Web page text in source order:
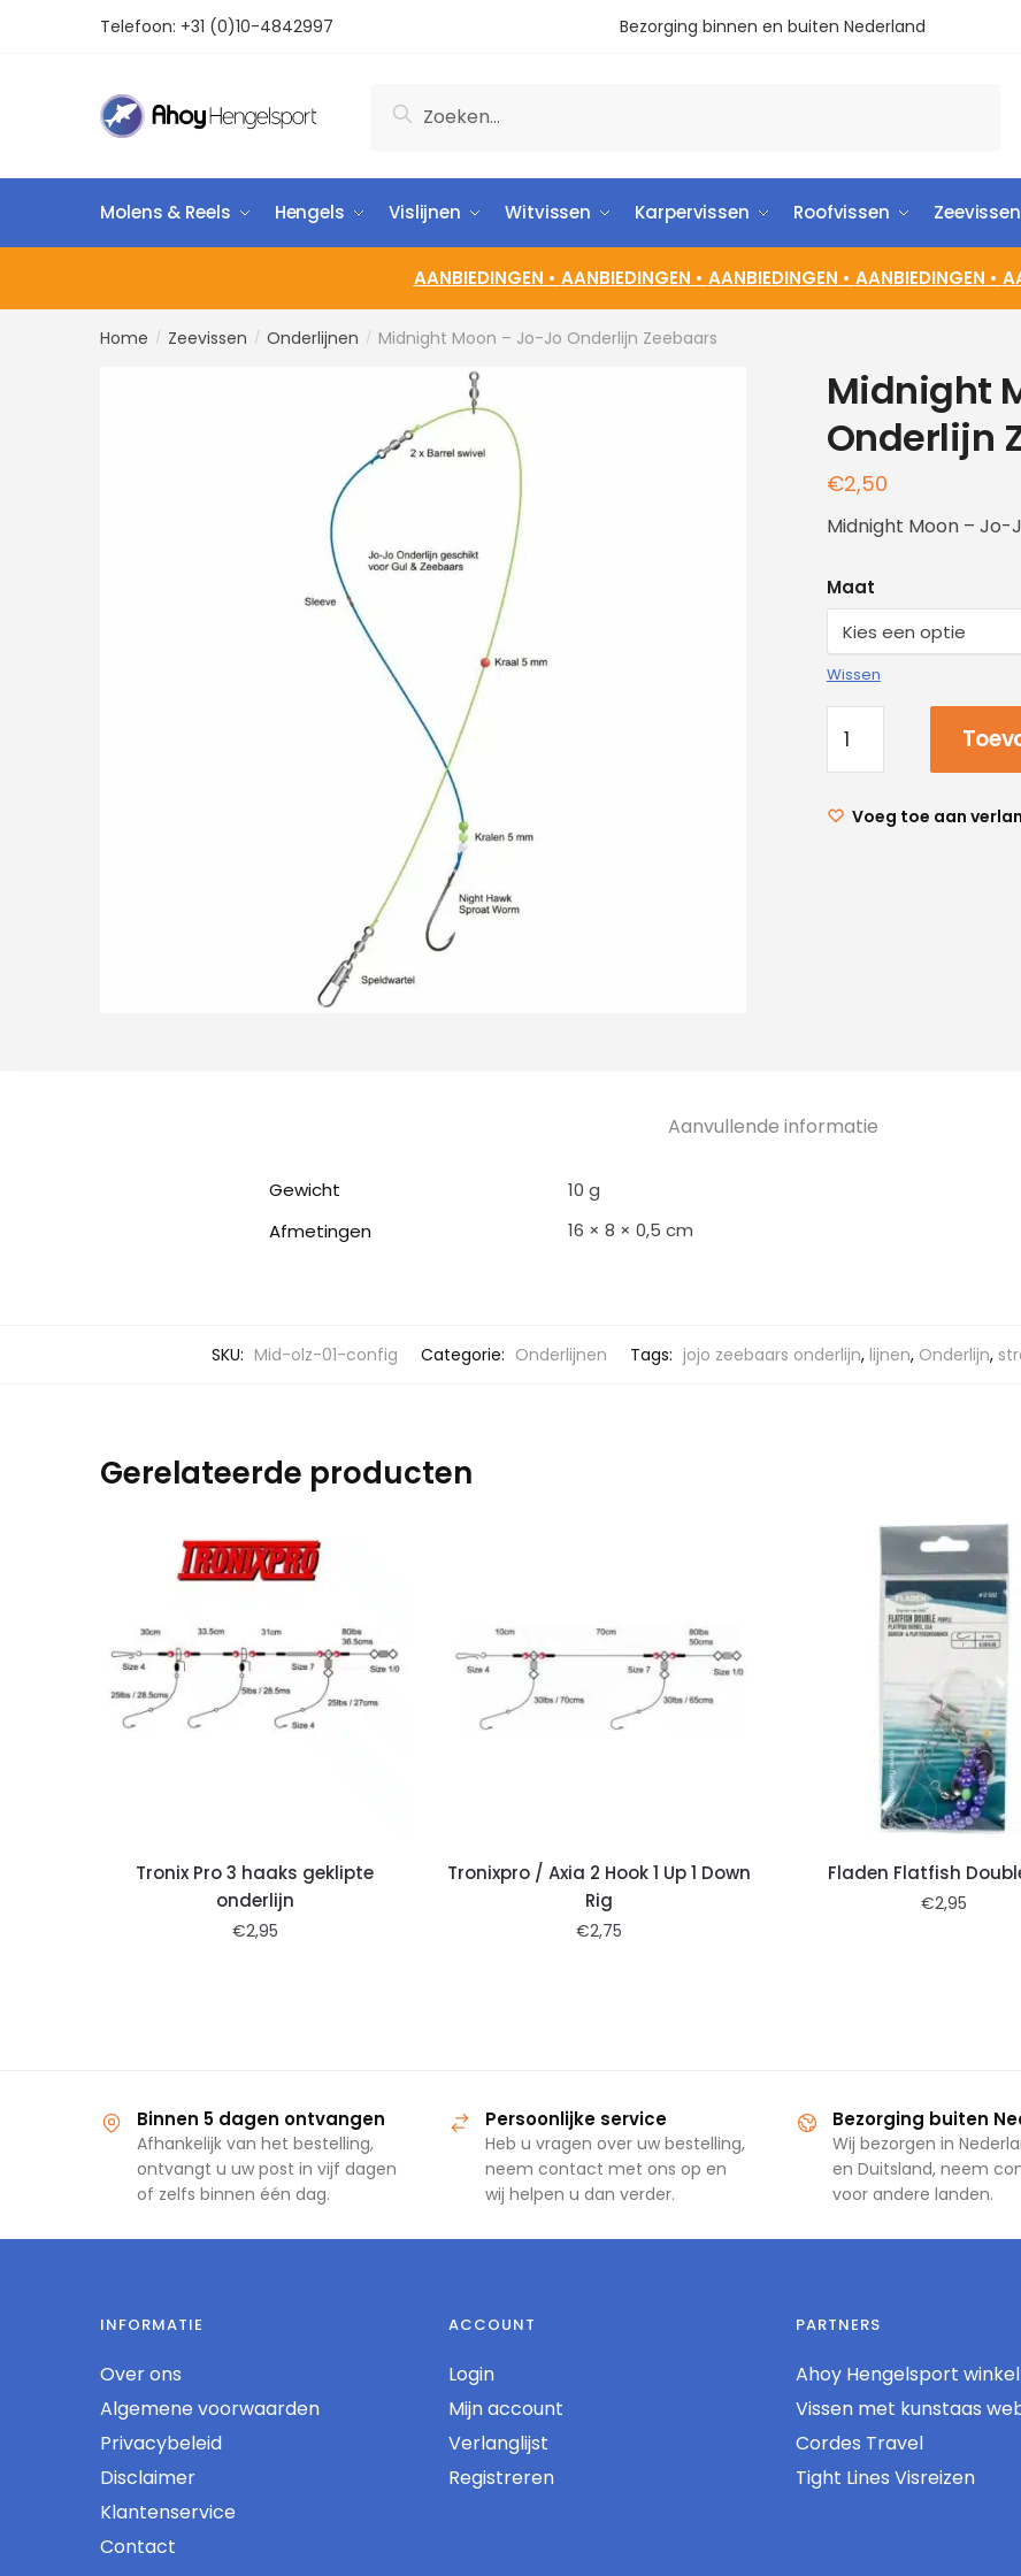
Telefoon: +31 (0)10-4842997 Bezorging binnen en buiten Nederland
Zoeken
Molens & Reels Hengels Vislijnen Witvissen Karpervissen Roofvissen Zeevissen
AANBIEDINGEN • AANBIEDINGEN • AANBIEDINGEN • AANBIEDINGEN •
Home / Zeevissen / Onderlijnen / Midnight Moon – Jo-Jo Onderlijn Zeebaars
Midnight
Onderlijn
€2,50
Midnight Moon – Jo-
Maat
Wissen
Voeg toe aan
Aanvullende informatie
Gewicht
10 g
Afmetingen
16 × 8 × 0,5 cm
SKU: Mid-olz-01-config Categorie: Onderlijnen Tags: jojo zeebaars onderlijn, lijnen, Onderlijn,
Gerelateerde producten
Tronix Pro 3 haaks geklipte
onderlijn
€2,95
Tronixpro / Axia 2 Hook 1 Up 1 Down
Rig
€2,75
Fladen Flatfish
€2,95
Binnen 5 dagen ontvangen
Afhankelijk van het bestelling,
ontvangt u uw post in vijf dagen
of zelfs binnen één dag.
Persoonlijke service
Heb u vragen over uw bestelling,
neem contact met ons op en
wij helpen u dan verder.
Bezorging buiten
Wij bezorgen in
en Duitsland, neem
voor andere landen.
INFORMATIE
Over ons
Algemene voorwaarden
Privacybeleid
Disclaimer
Klantenservice
Contact
ACCOUNT
Login
Mijn account
Verlanglijst
Registreren
PARTNERS
Ahoy Hengelsport winkel
Vissen met kunstaas
Cordes Travel
Tight Lines Visreizen